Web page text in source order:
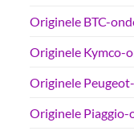
Originele BTC-
Originele Kymco-
Originele
Originele Piaggio-